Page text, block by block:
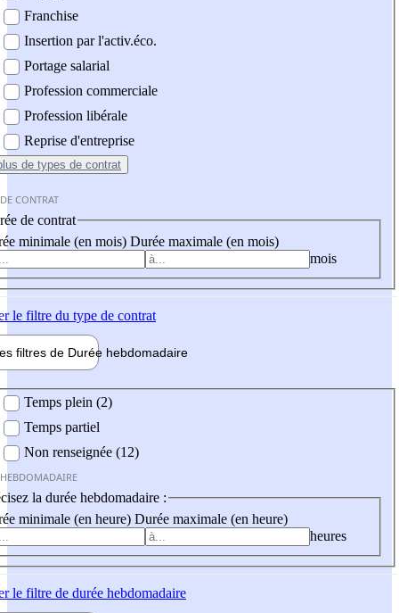
Franchise
Insertion par l'activ.éco.
Portage salarial
Profession commerciale
Profession libérale
Reprise d'entreprise
de types de contrat
CONTRAT
de contrat
minimale (en mois) Durée maximale (en mois)
mois
le filtre du type de contrat
filtres de Durée hebdomadaire
Temps plein (2)
Temps partiel
Non renseignée (12)
la durée hebdomadaire :
minimale (en heure) Durée maximale (en heure)
heures
le filtre de durée hebdomadaire